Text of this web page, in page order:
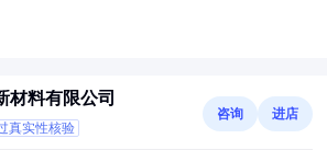
材料有限公司
真实性核验
咨询 进店